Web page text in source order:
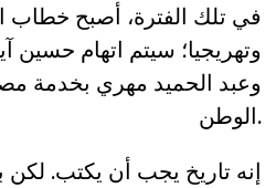
في تلك الفترة، أصبح خطاب
وتهريجيا؛ سيتم اتهام حسين
وعبد الحميد مهري بخدمة
الوطن.
إنه تاريخ يجب أن يكتب. لكن